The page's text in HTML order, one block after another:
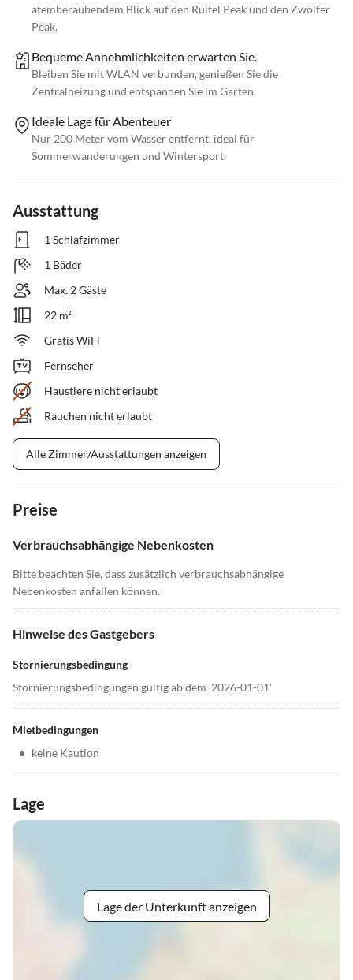
atemberaubendem Blick auf den Ruitel Peak und den Zwölfer
Peak.
Bequeme Annehmlichkeiten erwarten Sie.
Bleiben Sie mit WLAN verbunden, genießen Sie die
Zentralheizung und entspannen Sie im Garten.
Ideale Lage für Abenteuer
Nur 200 Meter vom Wasser entfernt, ideal für
Sommerwanderungen und Wintersport.
Ausstattung
1 Schlafzimmer
1 Bäder
Max. 2 Gäste
22 m²
Gratis WiFi
Fernseher
Haustiere nicht erlaubt
Rauchen nicht erlaubt
Alle Zimmer/Ausstattungen anzeigen
Preise
Verbrauchsabhängige Nebenkosten
Bitte beachten Sie, dass zusätzlich verbrauchsabhängige
Nebenkosten anfallen können.
Hinweise des Gastgebers
Stornierungsbedingung
Stornierungsbedingungen gültig ab dem '2026-01-01'
Mietbedingungen
• keine Kaution
Lage
Lage der Unterkunft anzeigen